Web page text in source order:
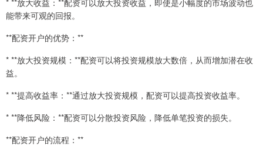
能带来可观的回报。
**配资开户的优势：**
* **放大投资规模：**配资可以将投资规模放大数倍，从而增加潜在收
益。
* **提高收益率：**通过放大投资规模，配资可以提高投资收益率。
* **降低风险：**配资可以分散投资风险，降低单笔投资的损失。
**配资开户的流程：**